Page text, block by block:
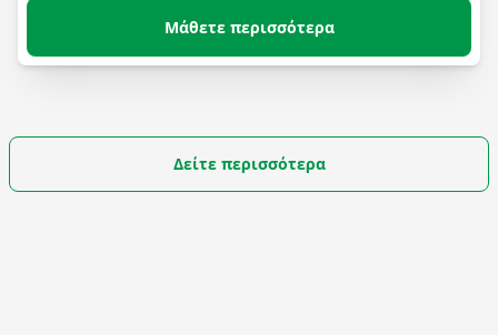
Μάθετε περισσότερα
Δείτε περισσότερα